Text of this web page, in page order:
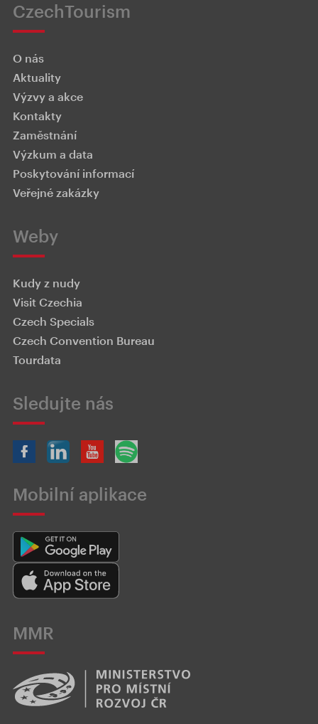
CzechTourism
O nás
Aktuality
Výzvy a akce
Kontakty
Zaměstnání
Výzkum a data
Poskytování informací
Veřejné zakázky
Weby
Kudy z nudy
Visit Czechia
Czech Specials
Czech Convention Bureau
Tourdata
Sledujte nás
Mobilní aplikace
MMR